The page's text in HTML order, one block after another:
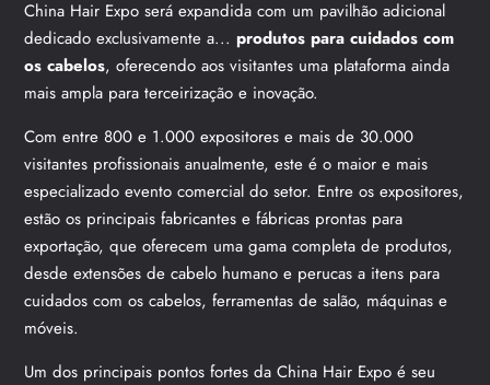
China Hair Expo será expandida com um pavilhão adicional
dedicado exclusivamente a...produtos para cuidados com
os cabelos, oferecendo aos visitantes uma plataforma ainda
mais ampla para terceirização e inovação.
Com entre 800 e 1.000 expositores e mais de 30.000
visitantes profissionais anualmente, este é o maior e mais
especializado evento comercial do setor. Entre os expositores,
estão os principais fabricantes e fábricas prontas para
exportação, que oferecem uma gama completa de produtos,
desde extensões de cabelo humano e perucas a itens para
cuidados com os cabelos, ferramentas de salão, máquinas e
móveis.
Um dos principais pontos fortes da China Hair Expo é seu